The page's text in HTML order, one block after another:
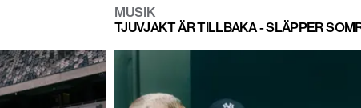
MUSIK
TJUVJAKT ÄR TILLBAKA - SLÄPPER